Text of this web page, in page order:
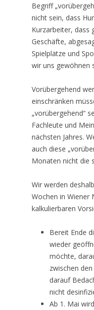
Begriff
nicht sein, dass
Kurzarbeiter, dass
Geschäfte,
Spielplätze und
wir uns gewöhnen
Vorübergehend
einschränken
„vorübergehend“
Fachleute und
nächsten Jahres.
auch diese
Monaten nicht die
Wir werden
Wochen in Wiener
kalkulierbaren
Bereit Ende
wieder
möchte,
zwischen
darauf
nicht
Ab 1. Mai